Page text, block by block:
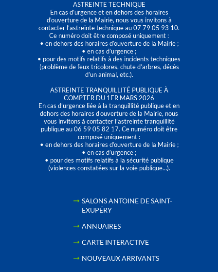
ASTREINTE TECHNIQUE
En cas d’urgence et en dehors des horaires
d'ouverture de la Mairie, nous vous invitons à
contacter l’astreinte technique au 07 79 05 93 10.
Ce numéro doit être composé uniquement :
• en dehors des horaires d’ouverture de la Mairie ;
• en cas d’urgence ;
• pour des motifs relatifs à des incidents techniques
(problème de feux tricolores, chute d’arbres, décès
d’un animal, etc.).
ASTREINTE TRANQUILLITÉ PUBLIQUE À
COMPTER DU 1ER MARS 2026
En cas d’urgence liée à la tranquillité publique et en
dehors des horaires d'ouverture de la Mairie, nous
vous invitons à contacter l’astreinte tranquillité
publique au 06 59 05 82 17. Ce numéro doit être
composé uniquement :
• en dehors des horaires d’ouverture de la Mairie ;
• en cas d’urgence ;
• pour des motifs relatifs à la sécurité publique
(violences constatées sur la voie publique…).
SALONS ANTOINE DE SAINT-
EXUPÉRY
ANNUAIRES
CARTE INTERACTIVE
NOUVEAUX ARRIVANTS